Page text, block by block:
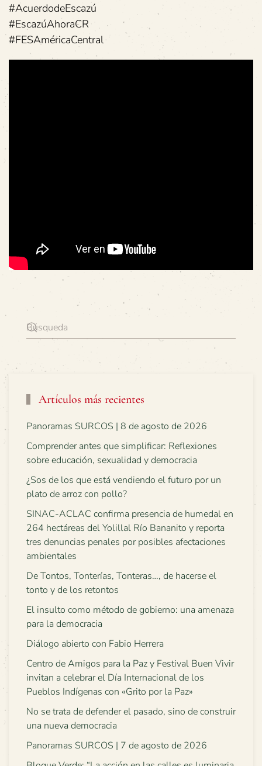
#AcuerdodeEscazú
#EscazúAhoraCR
#FESAméricaCentral
Artículos más recientes
Panoramas SURCOS | 8 de agosto de 2026
Comprender antes que simplificar: Reflexiones
sobre educación, sexualidad y democracia
¿Sos de los que está vendiendo el futuro por un
plato de arroz con pollo?
SINAC-ACLAC confirma presencia de humedal en
264 hectáreas del Yolillal Río Bananito y reporta
tres denuncias penales por posibles afectaciones
ambientales
De Tontos, Tonterías, Tonteras…, de hacerse el
tonto y de los retontos
El insulto como método de gobierno: una amenaza
para la democracia
Diálogo abierto con Fabio Herrera
Centro de Amigos para la Paz y Festival Buen Vivir
invitan a celebrar el Día Internacional de los
Pueblos Indígenas con «Grito por la Paz»
No se trata de defender el pasado, sino de construir
una nueva democracia
Panoramas SURCOS | 7 de agosto de 2026